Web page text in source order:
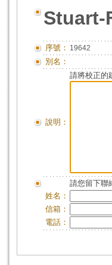
Stuart-
序號： 19642
別名：
說明：
請將校正的
請您留下聯
姓名：
信箱：
電話：